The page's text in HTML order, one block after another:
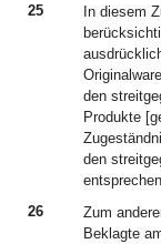
25
In diesem
den
Produkte
den
26
Zum
Beklagte